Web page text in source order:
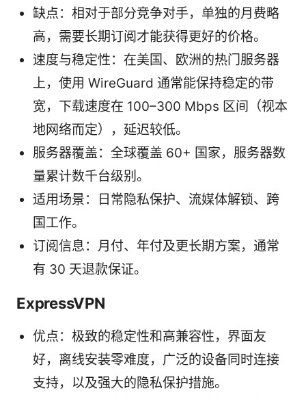
缺点：相对于部分竞争对手，单独的月费略
高，需要长期订阅才能获得更好的价格。
速度与稳定性：在美国、欧洲的热门服务器
上，使用 WireGuard 通常能保持稳定的带
宽，下载速度在 100–300 Mbps 区间（视本
地网络而定），延迟较低。
服务器覆盖：全球覆盖 60+ 国家，服务器数
量累计数千台级别。
适用场景：日常隐私保护、流媒体解锁、跨
国工作。
订阅信息：月付、年付及更长期方案，通常
有 30 天退款保证。
ExpressVPN
优点：极致的稳定性和高兼容性，界面友
好，离线安装零难度，广泛的设备同时连接
支持，以及强大的隐私保护措施。